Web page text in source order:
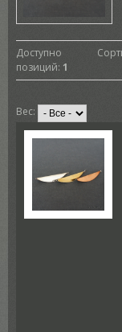
Доступно
позиций: 1
Вес: